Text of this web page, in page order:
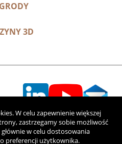
3D
W celu zapewnienie większej
zastrzegamy sobie możliwość
w celu dostosowania
preferencji użytkownika.